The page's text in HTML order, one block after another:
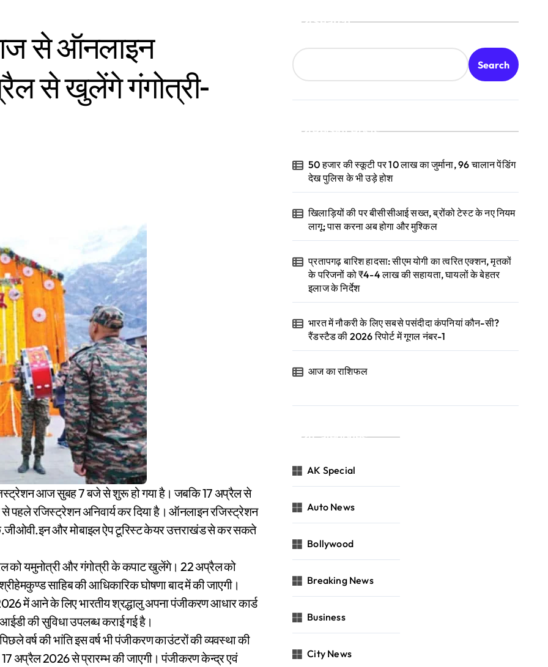
से ऑनलाइन
से खुलेंगे गंगोत्री-
पहले रजिस्ट्रेशन अनिवार्य कर दिया है। ऑनलाइन रजिस्ट्रेशन
और मोबाइल ऐप टूरिस्ट केयर उत्तराखंड से कर सकते
को यमुनोत्री और गंगोत्री के कपाट खुलेंगे। 22 अप्रैल को
साहिब की आधिकारिक घोषणा बाद में की जाएगी।
में आने के लिए भारतीय श्रद्धालु अपना पंजीकरण आधार कार्ड
की सुविधा उपलब्ध कराई गई है।
वर्ष की भांति इस वर्ष भी पंजीकरण काउंटरों की व्यवस्था की
अप्रैल 2026 से प्रारम्भ की जाएगी। पंजीकरण केन्द्र एवं
Search
Search
Recent Posts
50 हजार की स्कूटी पर 10 लाख का जुर्माना, 96 चालान पेंडिंग
देख पुलिस के भी उड़े होश
खिलाड़ियों की पर बीसीसीआई सख्त, ब्रोंको टेस्ट के नए नियम
लागू; पास करना अब होगा और मुश्किल
प्रतापगढ़ बारिश हादसा: सीएम योगी का त्वरित एक्शन, मृतकों
के परिजनों को ₹4-4 लाख की सहायता, घायलों के बेहतर
इलाज के निर्देश
भारत में नौकरी के लिए सबसे पसंदीदा कंपनियां कौन-सी?
रैंडस्टैड की 2026 रिपोर्ट में गूगल नंबर-1
आज का राशिफल
Categories
AK Special
Auto News
Bollywood
Breaking News
Business
City News